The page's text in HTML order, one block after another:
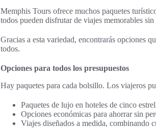
Memphis Tours ofrece muchos paquetes
todos pueden disfrutar de viajes memorables sin
Gracias a esta variedad, encontrarás opciones
todos.
Opciones para todos los presupuestos
Hay paquetes para cada bolsillo. Los viajeros
Paquetes de lujo en hoteles de cinco
Opciones económicas para ahorrar sin
Viajes diseñados a medida, combinando